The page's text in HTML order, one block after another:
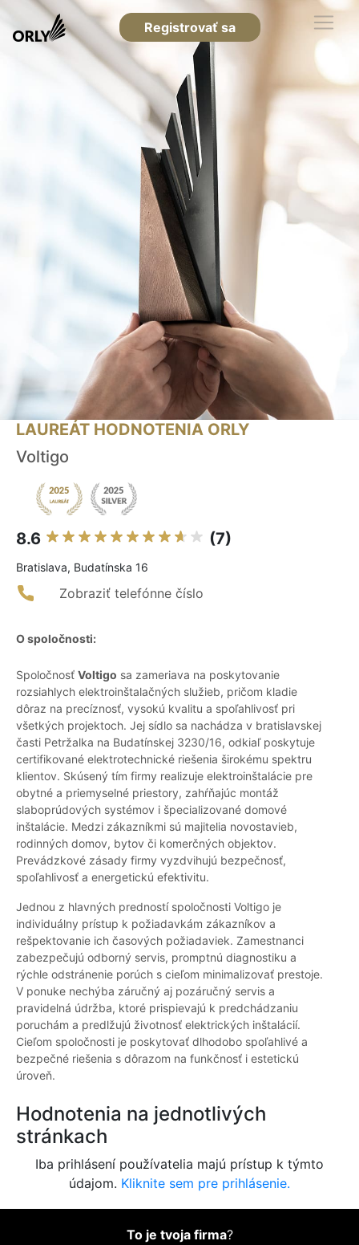
Registrovať sa
LAUREÁT HODNOTENIA ORLY
Voltigo
8.6 (7)
Bratislava, Budatínska 16
Zobraziť telefónne číslo
O spoločnosti:
Spoločnosť Voltigo sa zameriava na poskytovanie
rozsiahlych elektroinštalačných služieb, pričom kladie
dôraz na precíznosť, vysokú kvalitu a spoľahlivosť pri
všetkých projektoch. Jej sídlo sa nachádza v bratislavskej
časti Petržalka na Budatínskej 3230/16, odkiaľ poskytuje
certifikované elektrotechnické riešenia širokému spektru
klientov. Skúsený tím firmy realizuje elektroinštalácie pre
obytné a priemyselné priestory, zahŕňajúc montáž
slaboprúdových systémov i špecializované domové
inštalácie. Medzi zákazníkmi sú majitelia novostavieb,
rodinných domov, bytov či komerčných objektov.
Prevádzkové zásady firmy vyzdvihujú bezpečnosť,
spoľahlivosť a energetickú efektivitu.
Jednou z hlavných predností spoločnosti Voltigo je
individuálny prístup k požiadavkám zákazníkov a
rešpektovanie ich časových požiadaviek. Zamestnanci
zabezpečujú odborný servis, promptnú diagnostiku a
rýchle odstránenie porúch s cieľom minimalizovať prestoje.
V ponuke nechýba záručný aj pozáručný servis a
pravidelná údržba, ktoré prispievajú k predchádzaniu
poruchám a predlžujú životnosť elektrických inštalácií.
Cieľom spoločnosti je poskytovať dlhodobo spoľahlivé a
bezpečné riešenia s dôrazom na funkčnosť i estetickú
úroveň.
Hodnotenia na jednotlivých
stránkach
Iba prihlásení používatelia majú prístup k týmto
údajom. Kliknite sem pre prihlásenie.
To je tvoja firma?